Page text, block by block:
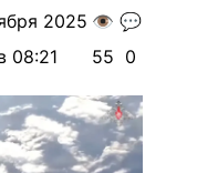
2025
08:21
👁️
55
💬
0